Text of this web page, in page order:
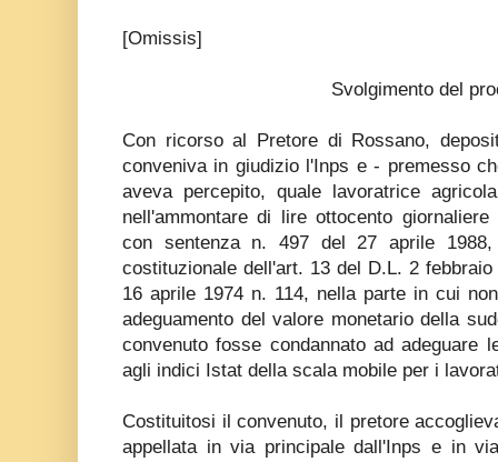
[Omissis]
Svolgimento del
Con ricorso al Pretore di Rossano,
conveniva in giudizio l'Inps e - premesso
aveva percepito, quale lavoratrice
nell'ammontare di lire ottocento
con sentenza n. 497 del 27 aprile 1988,
costituzionale dell'art. 13 del D.L. 2
16 aprile 1974 n. 114, nella parte in cui
adeguamento del valore monetario della
convenuto fosse condannato ad adeguare
agli indici Istat della scala mobile per i
Costituitosi il convenuto, il pretore
appellata in via principale dall'Inps e in